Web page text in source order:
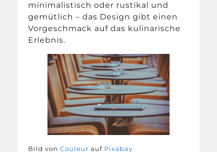
minimalistisch oder rustikal und
gemütlich – das Design gibt einen
Vorgeschmack auf das kulinarische
Erlebnis.
Bild vonCouleur auf Pixabay